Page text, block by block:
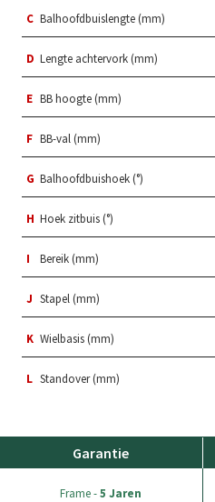
C Balhoofdbuislengte (mm)
D Lengte achtervork (mm)
E BB hoogte (mm)
F BB-val (mm)
G Balhoofdbuishoek (°)
H Hoek zitbuis (°)
I Bereik (mm)
J Stapel (mm)
K Wielbasis (mm)
L Standover (mm)
Garantie
Frame -5 Jaren